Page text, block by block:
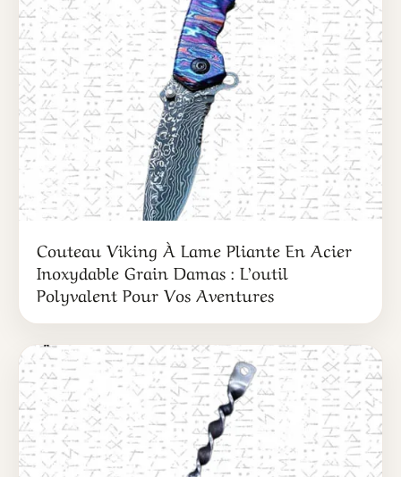
Couteau Viking À Lame Pliante En Acier
Inoxydable Grain Damas : L’outil
Polyvalent Pour Vos Aventures